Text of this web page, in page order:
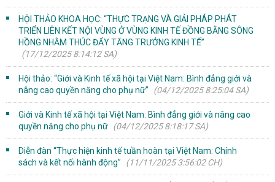
HỘI THẢO KHOA HỌC: “THỰC TRẠNG VÀ GIẢI PHÁP PHÁT
TRIỂN LIÊN KẾT NỘI VÙNG Ở VÙNG KINH TẾ ĐỒNG BẰNG SÔNG
HỒNG NHẰM THÚC ĐẨY TĂNG TRƯỞNG KINH TẾ”
(17/12/2025 8:14:12 SA)
Hội thảo: “Giới và Kinh tế xã hội tại Việt Nam: Bình đẳng giới và
nâng cao quyền năng cho phụ nữ”
(04/12/2025 8:25:04 SA)
Giới và Kinh tế xã hội tại Việt Nam: Bình đẳng giới và nâng cao
quyền năng cho phụ nữ (04/12/2025 8:18:17 SA)
Diễn đàn “Thực hiện kinh tế tuần hoàn tại Việt Nam: Chính
sách và kết nối hành động”
(11/11/2025 3:56:02 CH)